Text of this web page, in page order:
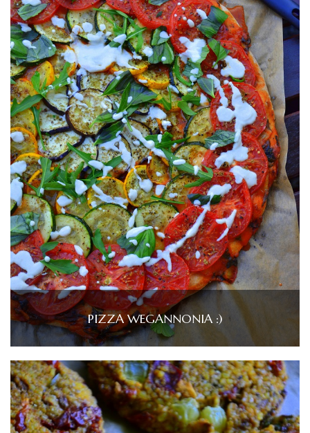
PIZZA WEGANNONIA :)